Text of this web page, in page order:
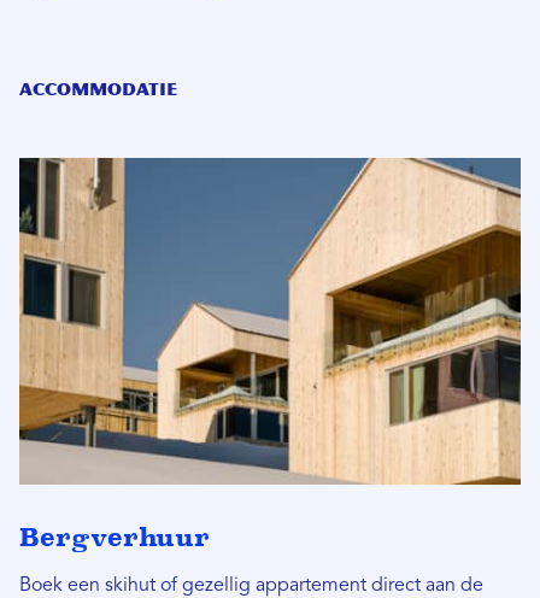
Accommodatie
Bergverhuur
Boek een skihut of gezellig appartement direct aan de